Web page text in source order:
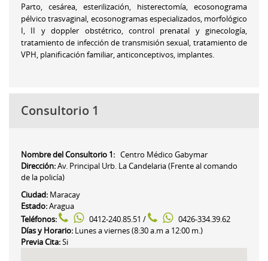
Parto, cesárea, esterilización, histerectomía, ecosonograma
pélvico trasvaginal, ecosonogramas especializados, morfológico
I, II y doppler obstétrico, control prenatal y ginecología,
tratamiento de infección de transmisión sexual, tratamiento de
VPH, planificación familiar, anticonceptivos, implantes.
Consultorio 1
Nombre del Consultorio 1: Centro Médico Gabymar
Dirección:Av. Principal Urb. La Candelaria (Frente al comando
de la policía)
Ciudad: Maracay
Estado:Aragua
Teléfonos:
0412-240.85.51 /
0426-334.39.62
Días y Horario: Lunes a viernes (8:30 a.m a 12:00 m.)
Previa Cita:Si